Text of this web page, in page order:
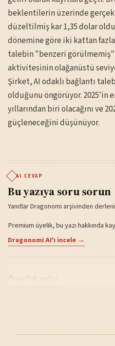
beklentilerin üzerinde
düzeltilmiş kar 1,35 dolar oldu,
dönemine göre iki kattan fazla
talebin "benzeri
aktivitesinin olağanüstü
Şirket, AI odaklı bağlantı
olduğunu öngörüyor. 2025'in
yıllarından biri olacağını ve
güçleneceğini düşünüyor.
AI CEVAP
Bu yazıya soru sorun
Yanıtlar Dragonomi arşivinden
Premium üyelik, bu yazı hakkında
Dragonomi AI'ı incele →
Öne Çıkanlar